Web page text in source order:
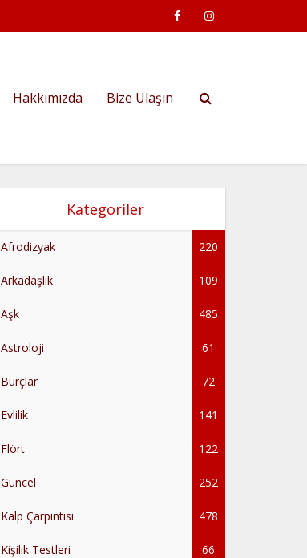
Hakkımızda Bize Ulaşın
Kategoriler
Afrodizyak 220
Arkadaşlık 109
Aşk 485
Astroloji 61
Burçlar 72
Evlilik 141
Flört 122
Güncel 252
Kalp Çarpıntısı 478
Kişilik Testleri 66